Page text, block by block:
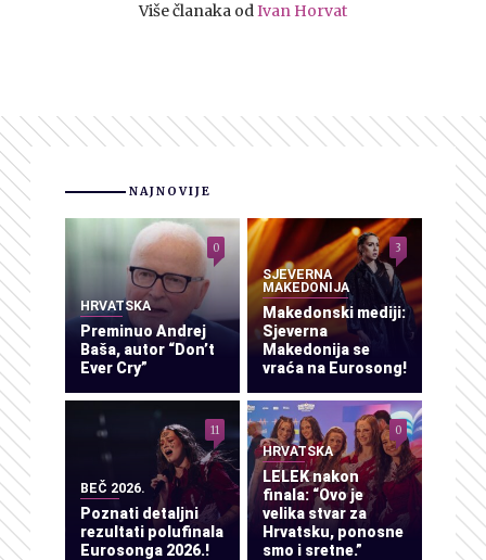
Više članaka odIvan Horvat
NAJNOVIJE
HRVATSKA
Preminuo Andrej
Baša, autor “Don’t
Ever Cry”
0
SJEVERNA
MAKEDONIJA
Makedonski mediji:
Sjeverna
Makedonija se
vraća na Eurosong!
3
BEČ 2026.
Poznati detaljni
rezultati polufinala
Eurosonga 2026.!
11
HRVATSKA
LELEK nakon
finala: “Ovo je
velika stvar za
Hrvatsku, ponosne
smo i sretne.”
0